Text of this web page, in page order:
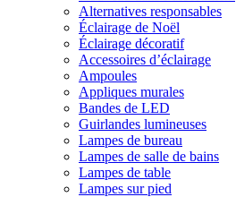
Alternatives responsables
Éclairage de Noël
Éclairage décoratif
Accessoires d’éclairage
Ampoules
Appliques murales
Bandes de LED
Guirlandes lumineuses
Lampes de bureau
Lampes de salle de bains
Lampes de table
Lampes sur pied